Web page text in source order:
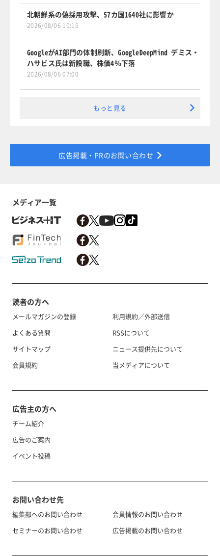
北朝鮮系の偽採用攻撃、57カ国1640社に影響か
2026/08/06 10:15
GoogleがAI部門の体制刷新、GoogleDeepMind デミス・
ハサビス氏は新設職、株価4％下落
2026/08/06 07:00
もっと見る
広告掲載・PRのお問い合わせ
メディア一覧
読者の方へ
メールマガジンの登録
よくある質問
サイトマップ
会員規約
利用規約／外部送信
RSSについて
ニュース提供先について
当メディアについて
広告主の方へ
チーム紹介
広告のご案内
イベント投稿
お問い合わせ先
編集部へのお問い合わせ
セミナーのお問い合わせ
会員情報のお問い合わせ
広告掲載のお問い合わせ